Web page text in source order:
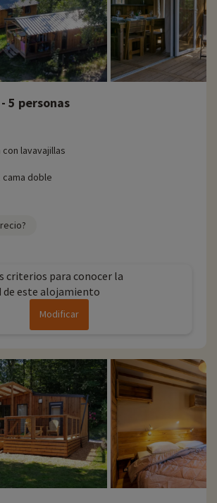
5 personas
lavavajillas
doble
criterios para conocer la
este alojamiento
Modificar